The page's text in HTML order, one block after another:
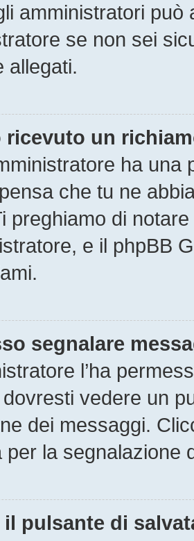
amministratori può
se non sei
allegati.
ricevuto un
ha una
che tu ne
preghiamo di
e il phpBB
segnalare
l’ha
vedere un
dei messaggi.
per la segnalazione
il pulsante di